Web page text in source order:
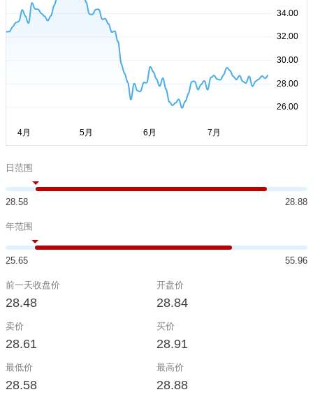
日范围
28.58 28.88
年范围
25.65 55.96
前一天收盘价
28.48
开盘价
28.84
卖价
28.61
买价
28.91
最低价
28.58
最高价
28.88